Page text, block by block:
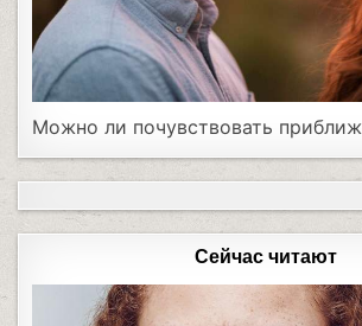
Можно ли почувствовать
Сейчас читают